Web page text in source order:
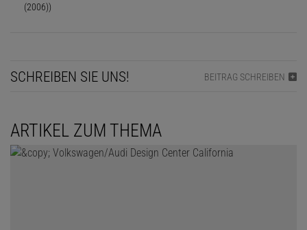
(2006))
SCHREIBEN SIE UNS! BEITRAG SCHREIBEN
ARTIKEL ZUM THEMA